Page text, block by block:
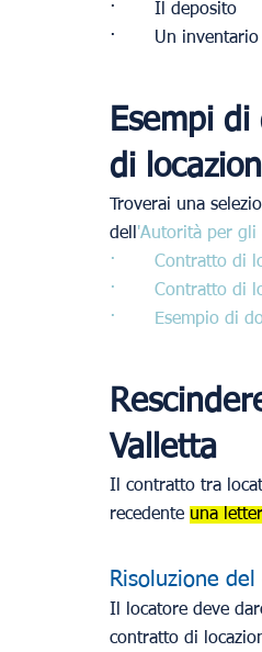
·       Il deposito
·       Un
Esempi
di
Troverai una
dell'Autorità per gli
·
Contratto di
·
Contratto di
·
Esempio di
Valletta
Il contratto tra
recedente una
Risoluzione
Il locatore deve
contratto di